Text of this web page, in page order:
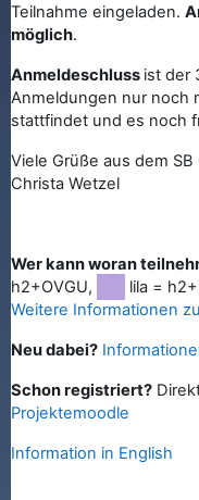
Teilnahme eingeladen.
möglich.
Anmeldeschluss ist der
Anmeldungen nur noch
stattfindet und es noch
Viele Grüße aus dem SB
Christa Wetzel
Wer kann woran
h2+OVGU,
lila =
Weitere Informationen
Neu dabei?
Schon registriert?
Projektemoodle
Information in English